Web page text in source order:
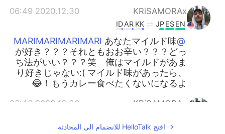
KRiSAMORAx
2020.12.30 06:49
EN
ES
JP
KK
AR
ID
@MARIMARIMARIMARI
あなたマイルド味
が好き？？？それともおお辛い？？？どっ
ち法がいい？？？笑 俺はマイルドがあま
り好きじゃない:( マイルド味があったら、
もうカレー食べたくないになるよ！😂
KRiSAMORAx
2020.12.30 06:46
افتح HelloTalk للانضمام الى المحادثة